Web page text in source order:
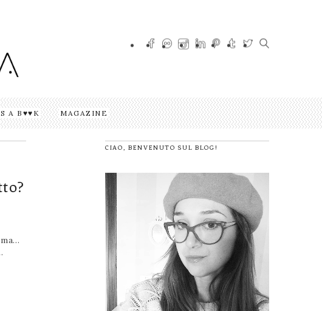
A B♥♥K MAGAZINE
CIAO, BENVENUTO SUL BLOG!